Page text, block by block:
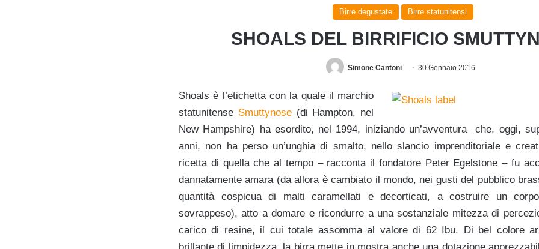
Birre degustate Birre statunitensi
SHOALS DEL BIRRIFICIO
Simone Cantoni 30 Gennaio 2016
Shoals è l’etichetta con la quale il marchio
statunitense Smuttynose(di Hampton, nel
New Hampshire) ha esordito, nel 1994, iniziando un’avventura che, oggi,
anni, non ha perso un’unghia di smalto, nello slancio imprenditoriale e
ricetta di quella che al tempo – racconta il fondatore Peter Egelstone – fu
dannatamente amara (da allora è cambiato il mondo, nei gusti del pubblico
quantità cospicua di malti caramellati e decorticati, a costruire un
sovrappeso), atto a domare e ricondurre a una sostanziale mitezza di
carico di resine, il cui totale assomma al valore di 62 Ibu. Di bel colore